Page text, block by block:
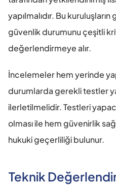
yapılmalıdır. Bu
güvenlik durumunu çeşitli
değerlendirmeye alır.
İncelemeler hem yerinde
durumlarda gerekli testler
ilerletilmelidir. Testleri
olması ile hem güvenirlik
hukuki geçerliliği bulunur.
Teknik